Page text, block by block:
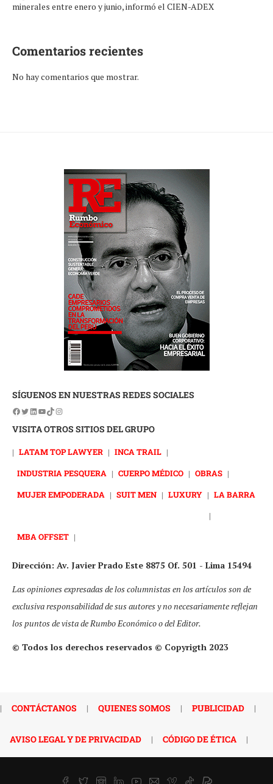
minerales entre enero y junio, informó el CIEN-ADEX
Comentarios recientes
No hay comentarios que mostrar.
SÍGUENOS EN NUESTRAS REDES SOCIALES
VISITA OTROS SITIOS DEL GRUPO
| LATAM TOP LAWYER | INCA TRAIL |
INDUSTRIA PESQUERA | CUERPO MÉDICO | OBRAS |
MUJER EMPODERADA | SUIT MEN | LUXURY | LA BARRA
|
MBA OFFSET |
Dirección: Av. Javier Prado Este 8875 Of. 501 - Lima 15494
Las opiniones expresadas de los columnistas en los artículos son de
exclusiva responsabilidad de sus autores y no necesariamente reflejan
los puntos de vista de Rumbo Económico o del Editor.
© Todos los derechos reservados © Copyrigth 2023
| CONTÁCTANOS | QUIENES SOMOS | PUBLICIDAD |
AVISO LEGAL Y DE PRIVACIDAD | CÓDIGO DE ÉTICA |